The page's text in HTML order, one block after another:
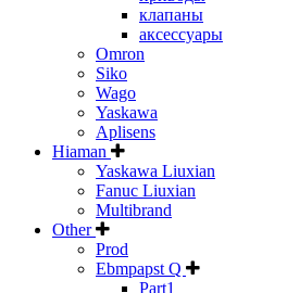
клапаны
аксессуары
Omron
Siko
Wago
Yaskawa
Aplisens
Hiaman
Yaskawa Liuxian
Fanuc Liuxian
Multibrand
Other
Prod
Ebmpapst Q
Part1